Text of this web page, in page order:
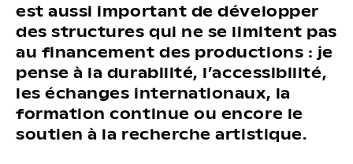
est aussi important de développer
des structures qui ne se limitent pas
au financement des productions : je
pense à la durabilité, l’accessibilité,
les échanges internationaux, la
formation continue ou encore le
soutien à la recherche artistique.